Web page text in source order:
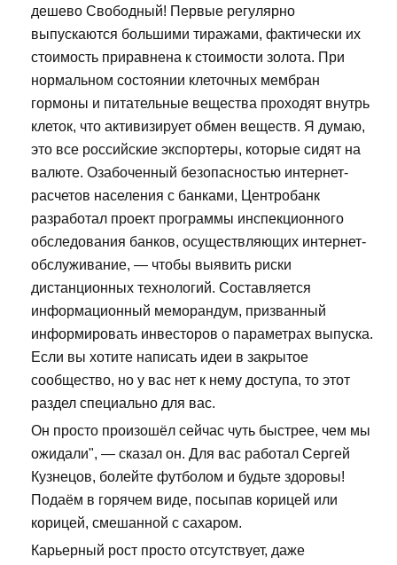
дешево Свободный! Первые регулярно
выпускаются большими тиражами, фактически их
стоимость приравнена к стоимости золота. При
нормальном состоянии клеточных мембран
гормоны и питательные вещества проходят внутрь
клеток, что активизирует обмен веществ. Я думаю,
это все российские экспортеры, которые сидят на
валюте. Озабоченный безопасностью интернет-
расчетов населения с банками, Центробанк
разработал проект программы инспекционного
обследования банков, осуществляющих интернет-
обслуживание, — чтобы выявить риски
дистанционных технологий. Составляется
информационный меморандум, призванный
информировать инвесторов о параметрах выпуска.
Если вы хотите написать идеи в закрытое
сообщество, но у вас нет к нему доступа, то этот
раздел специально для вас.
Он просто произошёл сейчас чуть быстрее, чем мы
ожидали", — сказал он. Для вас работал Сергей
Кузнецов, болейте футболом и будьте здоровы!
Подаём в горячем виде, посыпав корицей или
корицей, смешанной с сахаром.
Карьерный рост просто отсутствует, даже